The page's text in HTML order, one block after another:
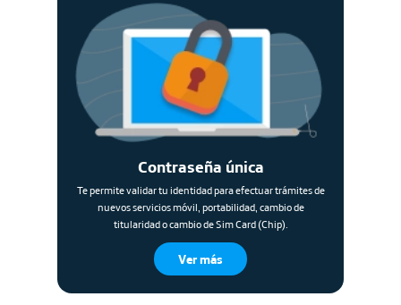
Contraseña única
Te permite validar tu identidad para efectuar trámites de
nuevos servicios móvil, portabilidad, cambio de
titularidad o cambio de Sim Card (Chip).
Ver más